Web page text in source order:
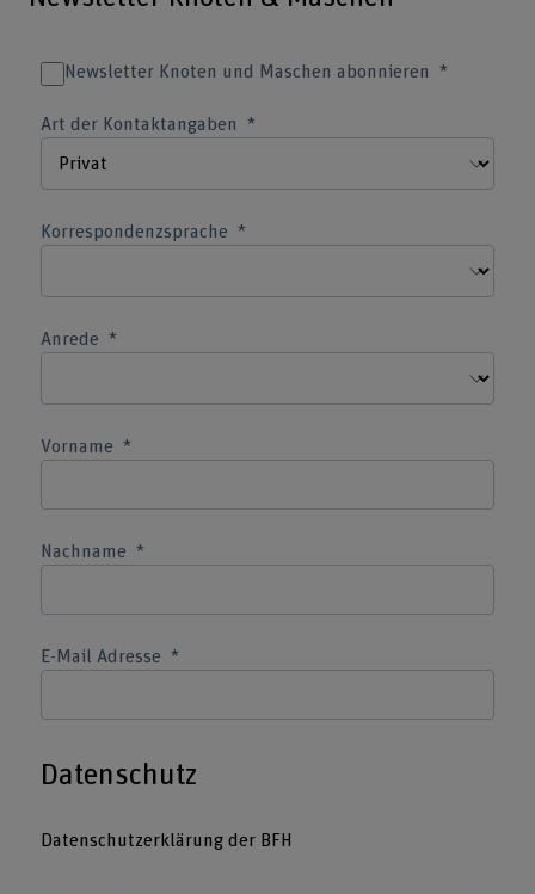
Newsletter Knoten und Maschen abonnieren
Art der Kontaktangaben
Korrespondenzsprache
Anrede
Vorname
Nachname
E-Mail Adresse
Datenschutz
Datenschutzerklärung der BFH